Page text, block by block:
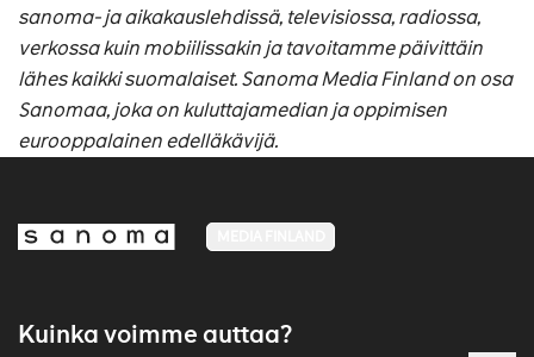
sanoma- ja aikakauslehdissä, televisiossa, radiossa,
verkossa kuin mobiilissakin ja tavoitamme päivittäin
lähes kaikki suomalaiset. Sanoma Media Finland on osa
Sanomaa, joka on kuluttajamedian ja oppimisen
eurooppalainen edelläkävijä.
Kuinka voimme auttaa?